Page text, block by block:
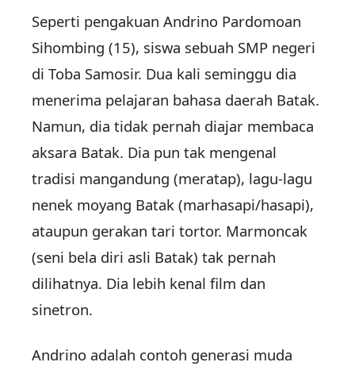
Seperti pengakuan Andrino Pardomoan
Sihombing (15), siswa sebuah SMP negeri
di Toba Samosir. Dua kali seminggu dia
menerima pelajaran bahasa daerah Batak.
Namun, dia tidak pernah diajar membaca
aksara Batak. Dia pun tak mengenal
tradisi mangandung (meratap), lagu-lagu
nenek moyang Batak (marhasapi/hasapi),
ataupun gerakan tari tortor. Marmoncak
(seni bela diri asli Batak) tak pernah
dilihatnya. Dia lebih kenal film dan
sinetron.
Andrino adalah contoh generasi muda